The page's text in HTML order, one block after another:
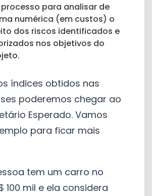
processo para analisar de
numérica (em custos) o
dos riscos identificados e
nos objetivos do
índices obtidos nas
poderemos chegar ao
Esperado. Vamos
para ficar mais
tem um carro no
100 mil e ela considera